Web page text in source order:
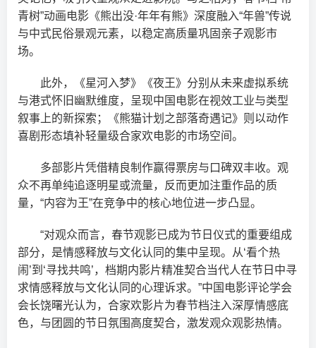
青树”动画电影《熊出没·年年有熊》深度融入“年兽”传说
与中式民俗景观元素，以稳定高质量巩固亲子观影市
场。
此外，《星河入梦》《夜王》分别从未来虚拟系统
与港式怀旧幽默维度，呈现中国电影在视效工业与类型
叙事上的新探索；《熊猫计划之部落奇遇记》则以动作
喜剧形态填补轻量级合家欢电影的市场空间。
多部影片凭借精良制作赢得票房与口碑双丰收。观
众不再单纯追逐明星或流量，反而更加注重作品的质
量，“内容为王”在竞争中的核心地位进一步凸显。
“对观众而言，春节观影已成为节日仪式的重要组成
部分，是情感释放与文化认同的集中呈现。从‘看个热
闹’到‘寻找共鸣’，档期内影片精准契合当代人在节日中寻
求情感释放与文化认同的心理诉求。”中国电影评论学会
会长饶曙光认为，合家欢影片为春节档注入深厚情感底
色，与团圆的节日氛围高度契合，激发观众观影热情。